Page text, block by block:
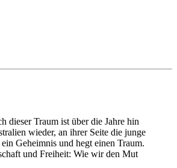
dieser Traum ist über die Jahre hin
wieder, an ihrer Seite die junge
Geheimnis und hegt einen Traum.
und Freiheit: Wie wir den Mut